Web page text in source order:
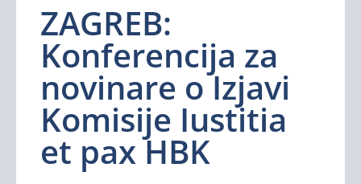
ZAGREB:
Konferencija za
novinare o Izjavi
Komisije Iustitia
et pax HBK